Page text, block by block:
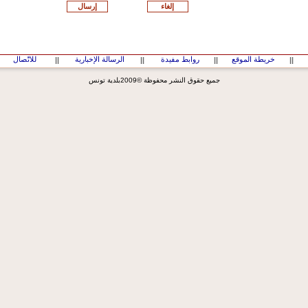
|| خريطة الموقع || روابط مفيدة || الرسالة الإخبارية || للاتّصال
جميع حقوق النشر محفوظة ©2009بلدية تونس